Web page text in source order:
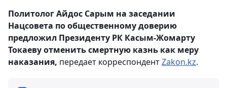
Политолог Айдос Сарым на заседании
Нацсовета по общественному доверию
предложил Президенту РК Касым-Жомарту
Токаеву отменить смертную казнь как меру
наказания, передает корреспондентZakon.kz.